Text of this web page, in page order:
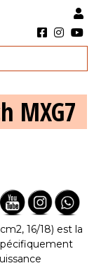
MXG7
16/18) est la